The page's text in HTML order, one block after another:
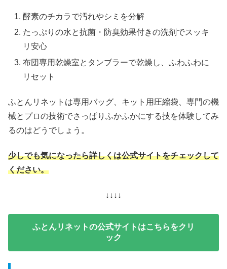
酵素のチカラで汚れやシミを分解
たっぷりの水と抗菌・防臭効果付きの洗剤でスッキ
リ安心
布団専用乾燥室とタンブラーで乾燥し、ふわふわに
リセット
ふとんリネットは専用バッグ、キット用圧縮袋、専門の機
械とプロの技術でさっぱりふかふかにする技を体験してみ
るのはどうでしょう。
少しでも気になったら詳しくは公式サイトをチェックして
ください。
↓↓↓↓
ふとんリネットの公式サイトはこちらをクリ
ック